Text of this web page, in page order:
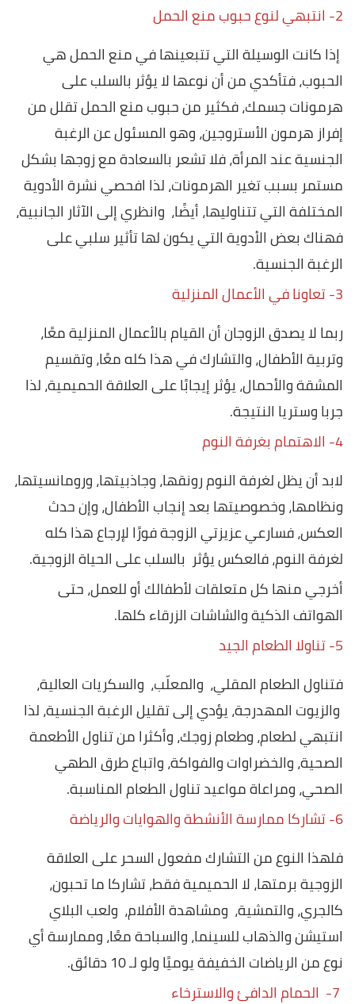
2- انتبهي لنوع حبوب منع الحمل
إذا كانت الوسيلة التي تتبعينها في منع الحمل هي
الحبوب، فتأكدي من أن نوعها لا يؤثر بالسلب على
هرمونات جسمك، فكثير من حبوب منع الحمل تقلل من
إفراز هرمون الأستروجين، وهو المسئول عن الرغبة
الجنسية عند المرأة، فلا تشعر بالسعادة مع زوجها بشكل
مستمر بسبب تغير الهرمونات، لذا افحصي نشرة الأدوية
المختلفة التي تتناوليها، أيضًا، وانظري إلى الآثار الجانبية،
فهناك بعض الأدوية التي يكون لها تأثير سلبي على
الرغبة الجنسية.
3- تعاونا في الأعمال المنزلية
ربما لا يصدق الزوجان أن القيام بالأعمال المنزلية معًا،
وتربية الأطفال، والتشارك في هذا كله معًا، وتقسيم
المشقة والأحمال، يؤثر إيجابًا على العلاقة الحميمية، لذا
جربا وستريا النتيجة.
4- الاهتمام بغرفة النوم
لابد أن يظل لغرفة النوم رونقها، وجاذبيتها، ورومانسيتها،
ونظامها، وخصوصيتها بعد إنجاب الأطفال، وإن حدث
العكس، فسارعي عزيزتي الزوجة فورًا لإرجاع هذا كله
لغرفة النوم، فالعكس يؤثر بالسلب على الحياة الزوجية.
أخرجي منها كل متعلقات لأطفالك أو للعمل، حتى
الهواتف الذكية والشاشات الزرقاء كلها.
5- تناولا الطعام الجيد
فتناول الطعام المقلي، والمعلّب، والسكريات العالية،
والزيوت المهدرجة، يؤدي إلى تقليل الرغبة الجنسية، لذا
انتبهي لطعام، وطعام زوجك، وأكثرا من تناول الأطعمة
الصحية، والخضراوات والفواكة، واتباع طرق الطهي
الصحي، ومراعاة مواعيد تناول الطعام المناسبة.
6- تشاركا ممارسة الأنشطة والهوايات والرياضة
فلهذا النوع من التشارك مفعول السحر على العلاقة
الزوجية برمتها، لا الحميمية فقط، تشاركا ما تحبون،
كالجري، والتمشية، ومشاهدة الأفلام، ولعب البلاي
استيشن والذهاب للسينما، والسباحة معًا، وممارسة أي
نوع من الرياضات الخفيفة يوميًا ولو لـ 10 دقائق.